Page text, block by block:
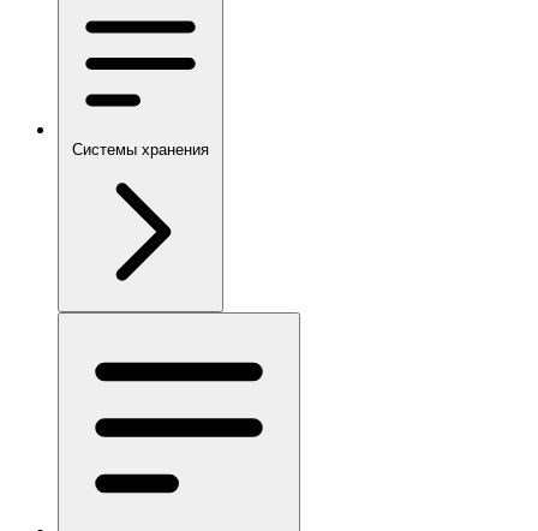
Системы хранения